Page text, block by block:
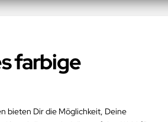
farbige
bieten Dir die Möglichkeit, Deine